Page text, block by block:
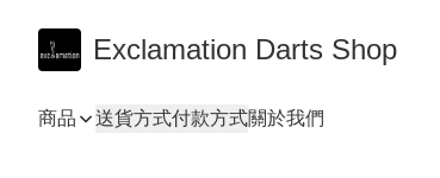
Exclamation Darts Shop
商品 送貨方式付款方式關於我們